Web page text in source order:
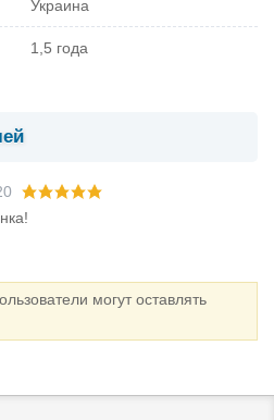
Украина
1,5 года
могут оставлять